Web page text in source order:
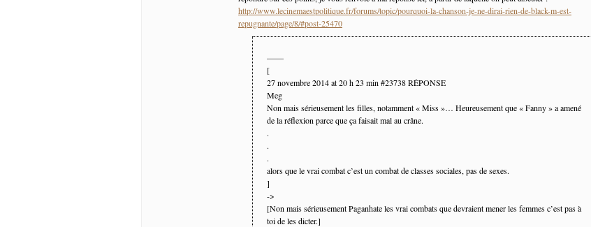
http://www.lecinemaestpolitique.fr/forums/topic/pourquoi-la-chanson-je-ne-dirai-rien-de-black-m-est-
repugnante/page/8/#post-25470
——
[
27 novembre 2014 at 20 h 23 min #23738 RÉPONSE
Meg
Non mais sérieusement les filles, notamment « Miss »… Heureusement que « Fanny » a amené
de la réflexion parce que ça faisait mal au crâne.
.
.
.
alors que le vrai combat c’est un combat de classes sociales, pas de sexes.
]
->
[Non mais sérieusement Paganhate les vrai combats que devraient mener les femmes c’est pas à
toi de les dicter.]